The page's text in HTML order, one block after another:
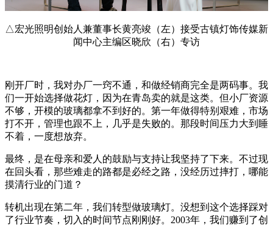
△宏光照明创始人兼董事长黄亮竣（左）接受古镇灯饰传媒新
闻中心主编区晓欣（右）专访
刚开厂时，我对办厂一窍不通，和做经销商完全是两码事。我
们一开始选择做花灯，因为在青岛卖的就是这类。但小厂资源
不够，开模的玻璃都拿不到好的。第一年做得特别艰难，市场
打不开，管理也跟不上，几乎是失败的。那段时间压力大到睡
不着，一度想放弃。
最终，是在母亲和爱人的鼓励与支持让我坚持了下来。不过现
在回头看，那些难走的路都是必经之路，没经历过摔打，哪能
摸清行业的门道？
转机出现在第二年，我们转型做玻璃灯。没想到这个选择踩对
了行业节奏，切入的时间节点刚刚好。2003年，我们赚到了创